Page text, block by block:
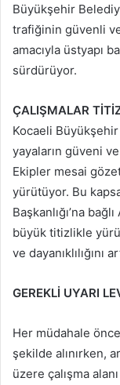
Büyükşehir
trafiğinin güvenli
amacıyla üstyapı
sürdürüyor.
ÇALIŞMALAR
Kocaeli
yayaların güveni
Ekipler mesai
yürütüyor. Bu
Başkanlığı’na
büyük titizlikle
ve dayanıklılığını
GEREKLİ UYARI
Her müdahale
şekilde alınırken,
üzere çalışma